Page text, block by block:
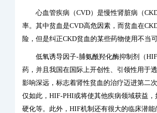
心血管疾病（CVD）是慢性肾脏病（
率。其中贫血是CVD高危因素，而贫血在
险，但是纠正CKD贫血的某些药物使用不当
低氧诱导因子-脯氨酰羟化酶抑制剂（
药，并且我国在国际上开创性、引领性用于
影响深远，标志着肾性贫血的治疗迈进第二
仅如此，HIF-PHI或将使其他疾病领域获益
硬化等。此外，HIF机制还有很大的临床潜能